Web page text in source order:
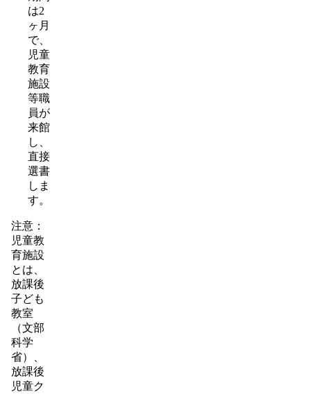
は2
ヶ月
で、
児童
教育
施設
等職
員が
来館
し、
直接
選書
しま
す。
注意：
児童教
育施設
とは、
放課後
子ども
教室
（文部
科学
省）、
放課後
児童ク